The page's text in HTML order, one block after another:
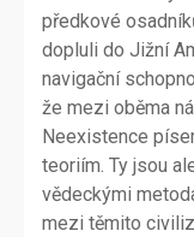
předkové
dopluli do Jižní
navigační
že mezi oběma
Neexistence
teoriím. Ty jsou
vědeckými
mezi těmito